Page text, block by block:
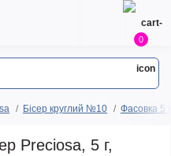
0
Бісер круглий №10 Фасовка 5
Preciosa, 5 г,